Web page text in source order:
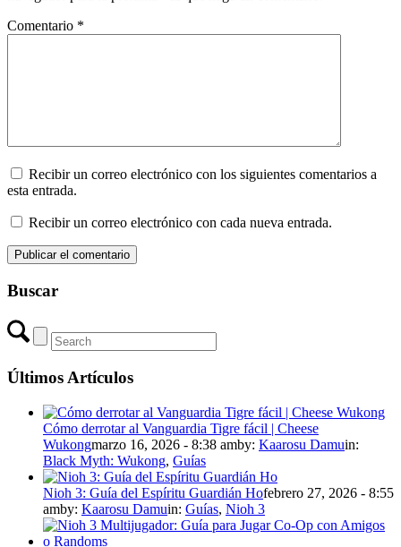
Comentario *
Recibir un correo electrónico con los siguientes comentarios a
esta entrada.
Recibir un correo electrónico con cada nueva entrada.
Buscar
Últimos Artículos
Cómo derrotar al Vanguardia Tigre fácil | Cheese
Wukongmarzo 16, 2026 - 8:38 amby: Kaarosu Damuin:
Black Myth: Wukong, Guías
Nioh 3: Guía del Espíritu Guardián Hofebrero 27, 2026 - 8:55
amby: Kaarosu Damuin: Guías, Nioh 3